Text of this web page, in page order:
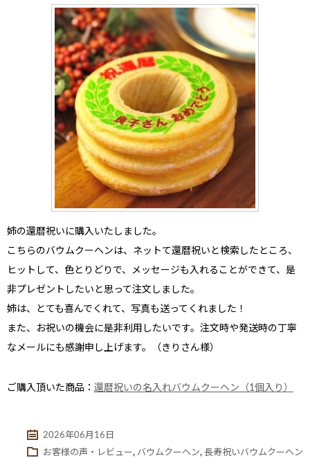
姉の還暦祝い に購入いたしました。
こちらのバウムクーヘンは、ネットて還暦祝いと検索したところ、
ヒットして、色とりどりで、メッセージも入れることができて、是
非プレゼントしたいと思って注文しました。
姉は、とても喜んでくれて、写真も送ってくれました！
また、お祝いの機会に是非利用したいです。注文時や発送時の丁寧
なメールにも感謝申し上げます。（きりさん様）
ご購入頂いた商品： 還暦祝いの名入れバウムクーヘン（1個入り）
2026年06月16日
お客様の声・レビュー, バウムクーヘン, 長寿祝いバウムクーヘン